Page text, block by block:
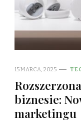
15 MARCA, 2025
biznesie:
marketingu